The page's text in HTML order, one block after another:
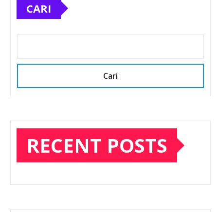
CARI
Cari
RECENT POSTS